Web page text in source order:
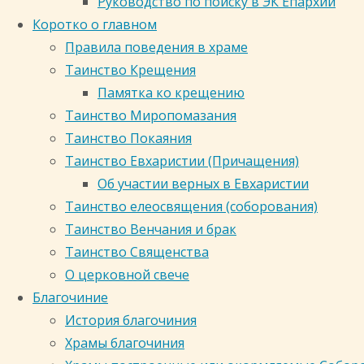
Коротко о главном
Правила поведения в храме
Таинство Крещения
Памятка ко крещению
Таинство Миропомазания
Таинство Покаяния
Таинство Евхаристии (Причащения)
Об участии верных в Евхаристии
Таинство елеосвящения (соборования)
Таинство Венчания и брак
Таинство Священства
О церковной свече
Благочиние
История благочиния
Храмы благочиния
по
словам
апостола
Павла,
которые
поются
во
время
обхождения
крещаемых
вокруг
купели:
«Елицы
во
Христа
крестителя,